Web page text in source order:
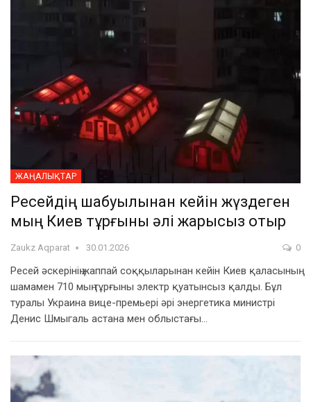
ЖАҢАЛЫҚТАР
Ресейдің шабуылынан кейін жүздеген
мың Киев тұрғыны әлі жарықсыз отыр
Zaukz Aqparat 30.01.2026 0
Ресей әскерінің жаппай соққыларынан кейін Киев қаласының
шамамен 710 мың тұрғыны электр қуатынсыз қалды. Бұл
туралы Украина вице-премьері әрі энергетика министрі
Денис Шмыгаль астана мен облыстағы…